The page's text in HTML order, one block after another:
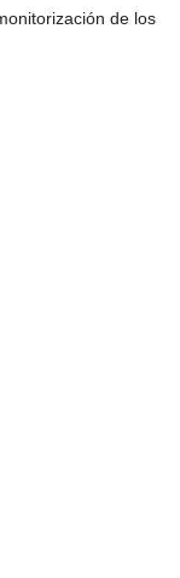
de los